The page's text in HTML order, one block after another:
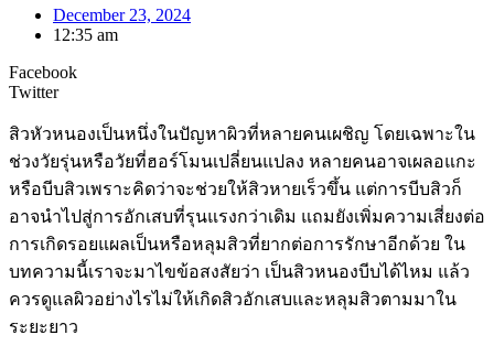
December 23, 2024
12:35 am
Facebook
Twitter
สิวหัวหนองเป็นหนึ่งในปัญหาผิวที่หลายคนเผชิญ โดยเฉพาะใน
ช่วงวัยรุ่นหรือวัยที่ฮอร์โมนเปลี่ยนแปลง หลายคนอาจเผลอแกะ
หรือบีบสิวเพราะคิดว่าจะช่วยให้สิวหายเร็วขึ้น แต่การบีบสิวก็
อาจนำไปสู่การอักเสบที่รุนแรงกว่าเดิม แถมยังเพิ่มความเสี่ยงต่อ
การเกิดรอยแผลเป็นหรือหลุมสิวที่ยากต่อการรักษาอีกด้วย ใน
บทความนี้เราจะมาไขข้อสงสัยว่า เป็นสิวหนองบีบได้ไหม แล้ว
ควรดูแลผิวอย่างไรไม่ให้เกิดสิวอักเสบและหลุมสิวตามมาใน
ระยะยาว